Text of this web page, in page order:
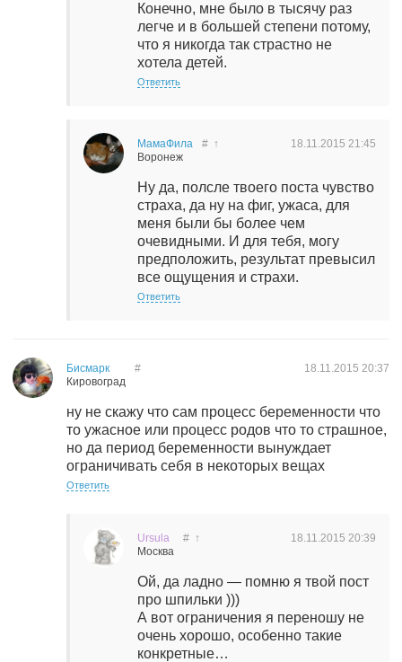
Конечно, мне было в тысячу раз
легче и в большей степени потому,
что я никогда так страстно не
хотела детей.
Ответить
МамаФила
Воронеж
18.11.2015 21:45
# ↑
Ну да, полсле твоего поста чувство
страха, да ну на фиг, ужаса, для
меня были бы более чем
очевидными. И для тебя, могу
предположить, результат превысил
все ощущения и страхи.
Ответить
Бисмарк
Кировоград
18.11.2015 20:37
#
ну не скажу что сам процесс беременности что
то ужасное или процесс родов что то страшное,
но да период беременности вынуждает
ограничивать себя в некоторых вещах
Ответить
Ursula
Москва
18.11.2015 20:39
# ↑
Ой, да ладно — помню я твой пост
про шпильки )))
А вот ограничения я переношу не
очень хорошо, особенно такие
конкретные…